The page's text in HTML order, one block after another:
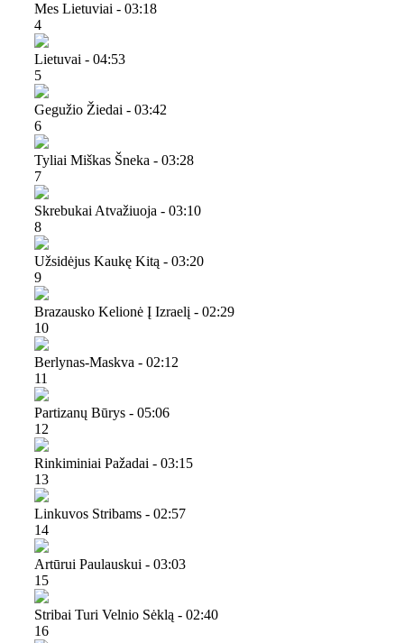
Mes Lietuviai - 03:18
4
Lietuvai - 04:53
5
Gegužio Žiedai - 03:42
6
Tyliai Miškas Šneka - 03:28
7
Skrebukai Atvažiuoja - 03:10
8
Užsidėjus Kaukę Kitą - 03:20
9
Brazausko Kelionė Į Izraelį - 02:29
10
Berlynas-Maskva - 02:12
11
Partizanų Būrys - 05:06
12
Rinkiminiai Pažadai - 03:15
13
Linkuvos Stribams - 02:57
14
Artūrui Paulauskui - 03:03
15
Stribai Turi Velnio Sėklą - 02:40
16